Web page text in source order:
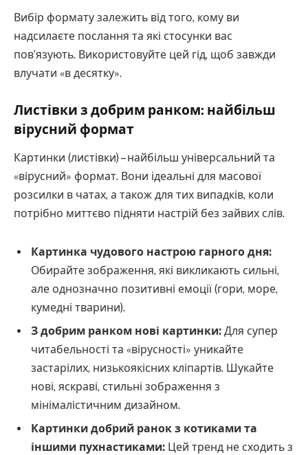
Вибір формату залежить від того, кому ви
надсилаєте послання та які стосунки вас
пов’язують. Використовуйте цей гід, щоб завжди
влучати «в десятку».
Листівки з добрим ранком: найбільш
вірусний формат
Картинки (листівки) – найбільш універсальний та
«вірусний» формат. Вони ідеальні для масової
розсилки в чатах, а також для тих випадків, коли
потрібно миттєво підняти настрій без зайвих слів.
Картинка чудового настрою гарного дня:
Обирайте зображення, які викликають сильні,
але однозначно позитивні емоції (гори, море,
кумедні тварини).
З добрим ранком нові картинки: Для супер
читабельності та «вірусності» уникайте
застарілих, низькоякісних кліпартів. Шукайте
нові, яскраві, стильні зображення з
мінімалістичним дизайном.
Картинки добрий ранок з котиками та
іншими пухнастиками: Цей тренд не сходить з